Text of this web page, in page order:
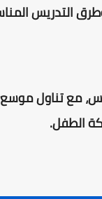
التدريس
مع تناول موسع
الطفل.